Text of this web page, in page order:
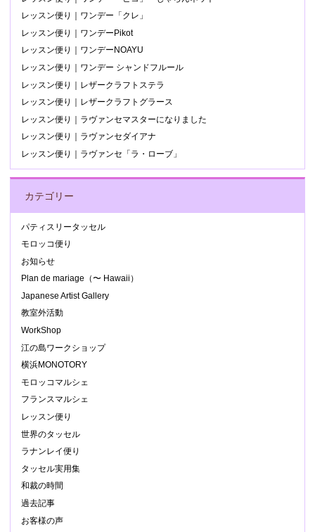
レッスン便り｜ワンデー「クレ」
レッスン便り｜ワンデーPikot
レッスン便り｜ワンデーNOAYU
レッスン便り｜ワンデー シャンドフルール
レッスン便り｜レザークラフトステラ
レッスン便り｜レザークラフトグラース
レッスン便り｜ラヴァンセマスターになりました
レッスン便り｜ラヴァンセダイアナ
レッスン便り｜ラヴァンセ「ラ・ローブ」
カテゴリー
パティスリータッセル
モロッコ便り
お知らせ
Plan de mariage（〜 Hawaii）
Japanese Artist Gallery
教室外活動
WorkShop
江の島ワークショップ
横浜MONOTORY
モロッコマルシェ
フランスマルシェ
レッスン便り
世界のタッセル
ラナンレイ便り
タッセル実用集
和裁の時間
過去記事
お客様の声